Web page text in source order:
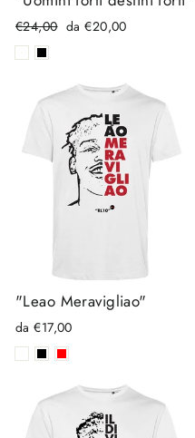
Prezzo
di
listino
€24,00 Prezzo
da €20,00
"Leao Meravigliao"
da €17,00